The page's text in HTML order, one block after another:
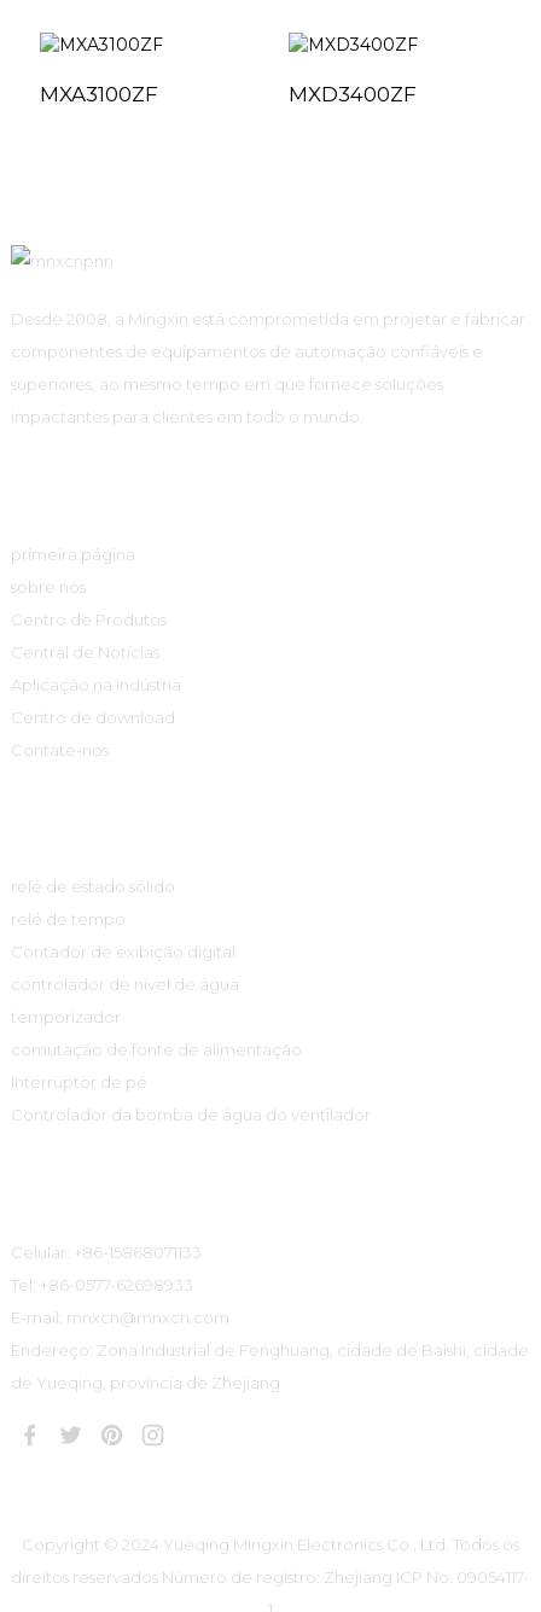
MXA3100ZF MXD3400ZF
Desde 2008, a Mingxin está comprometida em projetar e fabricar
componentes de equipamentos de automação confiáveis ​​e
superiores, ao mesmo tempo em que fornece soluções
impactantes para clientes em todo o mundo.
primeira página
sobre nós
Centro de Produtos
Central de Notícias
Aplicação na indústria
Centro de download
Contate-nos
relé de estado sólido
relé de tempo
Contador de exibição digital
controlador de nível de água
temporizador
comutação de fonte de alimentação
Interruptor de pé
Controlador da bomba de água do ventilador
Celular: +86-15868071133
Tel: +86-0577-62698933
E-mail: mnxcn@mnxcn.com
Endereço: Zona Industrial de Fenghuang, cidade de Baishi, cidade
de Yueqing, província de Zhejiang
Copyright © 2024 Yueqing Mingxin Electronics Co., Ltd. Todos os
direitos reservados Número de registro: Zhejiang ICP No. 09054117-